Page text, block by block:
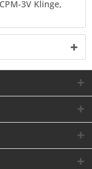
3V Klinge,